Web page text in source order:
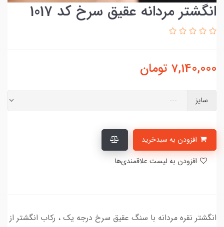
انگشتر مردانه عقیق سرخ کد 1017
7,140,000 تومان
سایز
انگشتر نقره مردانه با سنگ عقیق سرخ درجه یک ، رکاب انگشتر از